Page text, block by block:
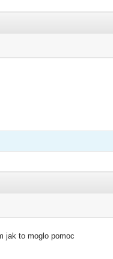
jak to moglo pomoc